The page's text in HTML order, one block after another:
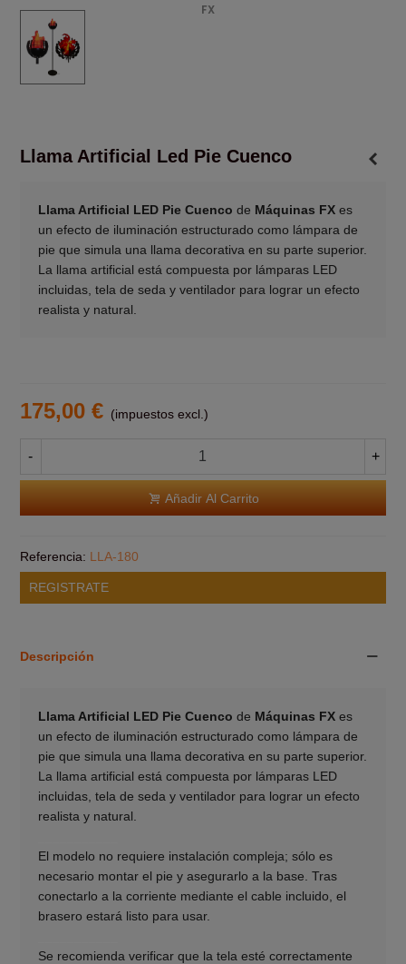
FX
Llama Artificial Led Pie Cuenco
Llama Artificial LED Pie Cuenco de Máquinas FXes
un efecto de iluminación estructurado como lámpara de
pie que simula una llama decorativa en su parte superior.
La llama artificial está compuesta por lámparas LED
incluidas, tela de seda y ventilador para lograr un efecto
realista y natural.
175,00 € (impuestos excl.)
- +
Añadir Al Carrito
Referencia: LLA-180
REGISTRATE
Descripción
Llama Artificial LED Pie Cuenco de Máquinas FXes
un efecto de iluminación estructurado como lámpara de
pie que simula una llama decorativa en su parte superior.
La llama artificial está compuesta por lámparas LED
incluidas, tela de seda y ventilador para lograr un efecto
realista y natural.
El modelo no requiere instalación compleja; sólo es
necesario montar el pie y asegurarlo a la base. Tras
conectarlo a la corriente mediante el cable incluido, el
brasero estará listo para usar.
Se recomienda verificar que la tela esté correctamente